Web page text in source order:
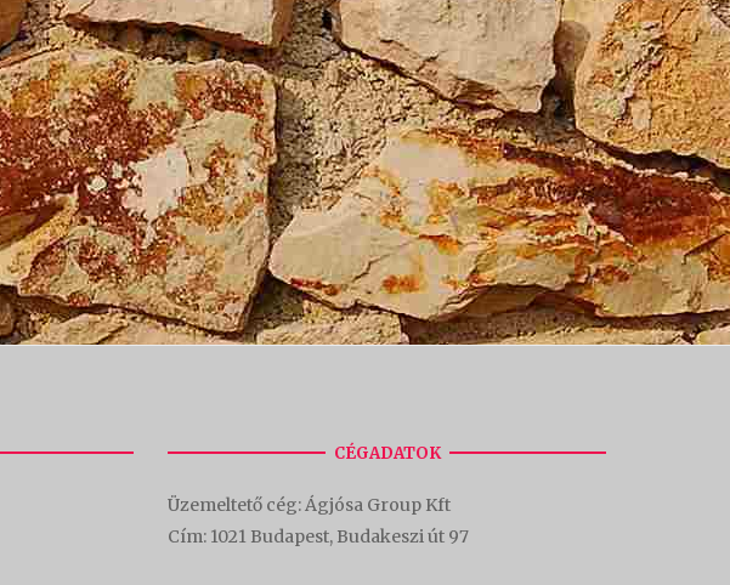
CÉGADATOK
Üzemeltető cég: Ágjósa Group Kft
Cím: 1021 Budapest, Budakeszi út 97